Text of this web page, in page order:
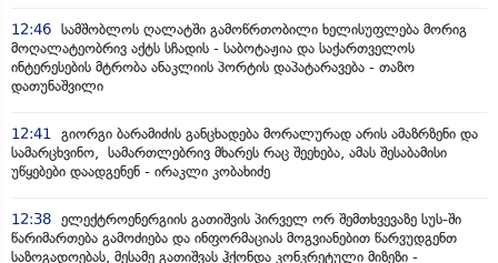
12:46 სამშობლოს ღალატში გამოწრთობილი ხელისუფლება მორიგ
მოღალატეობრივ აქტს სჩადის - საბოტაჟია და საქართველოს
ინტერესების მტრობა ანაკლიის პორტის დაპატარავება - თაზო
დათუნაშვილი
12:41
გიორგი ბარამიძის განცხადება მორალურად არის ამაზრზენი და
სამარცხვინო, სამართლებრივ მხარეს რაც შეეხება, ამას შესაბამისი
უწყებები დაადგენენ - ირაკლი კობახიძე
12:38 ელექტროენერგიის გათიშვის პირველ ორ შემთხვევაზე სუს-ში
წარიმართება გამოძიება და ინფორმაციას მოგვიანებით წარვუდგენთ
საზოგადოებას, მესამე გათიშვას ჰქონდა კონკრეტული მიზეზი -